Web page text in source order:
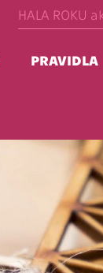
HALA ROKU
PRAVIDLA